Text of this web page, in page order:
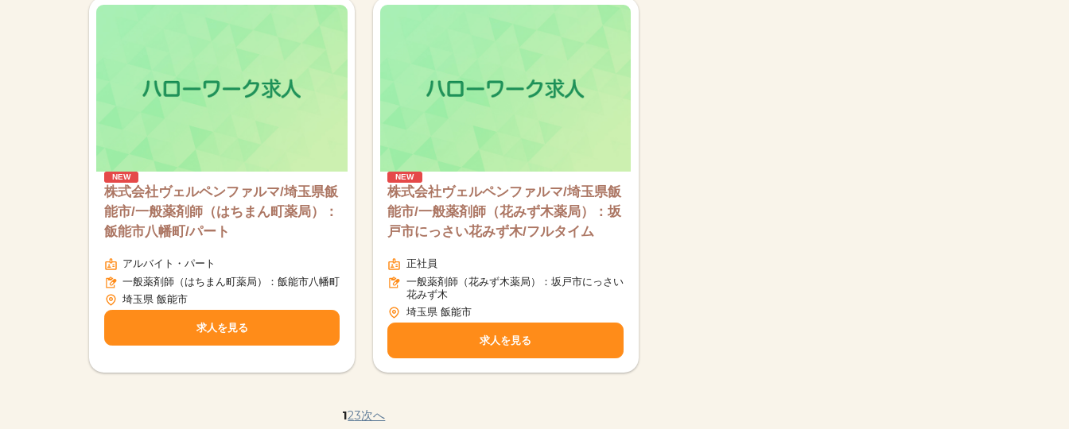
NEW
株式会社ヴェルペンファルマ/埼玉県飯
能市/一般薬剤師（はちまん町薬局）：
飯能市八幡町/パート
アルバイト・パート
一般薬剤師（はちまん町薬局）：飯能市八幡町
埼玉県 飯能市
求人を見る
NEW
株式会社ヴェルペンファルマ/埼玉県飯
能市/一般薬剤師（花みず木薬局）：坂
戸市にっさい花みず木/フルタイム
正社員
一般薬剤師（花みず木薬局）：坂戸市にっさい
花みず木
埼玉県 飯能市
求人を見る
123次へ